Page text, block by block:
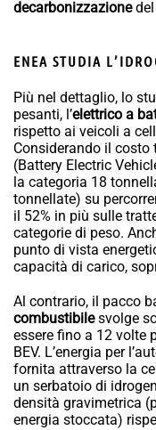
decarbonizzazionedel
ENEA STUDIA
Più nel dettaglio, lo
pesanti, l’elettrico a
rispetto ai veicoli a
Considerando il costo
(Battery Electric
la categoria 18
tonnellate) su
il 52% in più sulle
categorie di peso.
punto di vista
capacità di carico,
Al contrario, il pacco
combustibilesvolge
essere fino a 12 volte
BEV. L’energia per
fornita attraverso la
un serbatoio di
densità gravimetrica
energia stoccata)